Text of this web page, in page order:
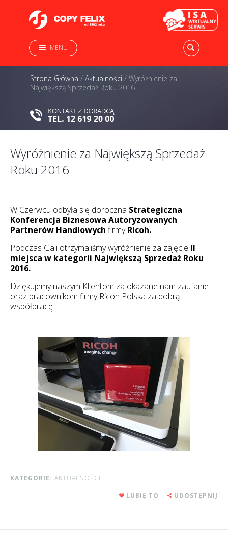
MENU
Strona Główna / Aktualności / Wyróżnienie za
Największą Sprzedaż Roku 2016
Wyróżnienie za Największą Sprzedaż
Roku 2016
W Czerwcu odbyła się doroczna Strategiczna
Konferencja Biznesowa Autoryzowanych
Partnerów Handlowych firmyRicoh.
Podczas Gali otrzymaliśmy wyróżnienie za zajęcie II
miejsca w kategorii Największą Sprzedaż Roku
2016.
Dziękujemy naszym Klientom za okazane nam zaufanie
oraz pracownikom firmy Ricoh Polska za dobrą
współpracę.
KATEGORIE: AKTUALNOŚCI
LUBIĘ TO
UDOSTĘPNIJ